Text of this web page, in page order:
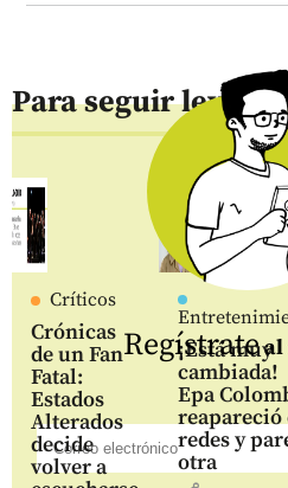
Para seguir
Críticos
Crónicas
de un Fan
Fatal:
Estados
Alterados
decide
volver a
¡Está muy
cambiada!
Epa
reapareció
redes y
otra
Regístrateal